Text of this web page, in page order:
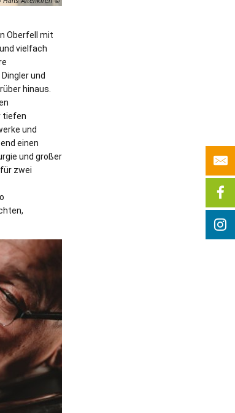
Oberfell mit
vielfach
und
hinaus.
tiefen
und
einen
und großer
zwei